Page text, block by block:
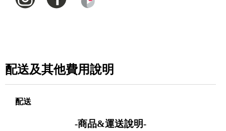
配送及其他費用說明
配送
-商品&運送說明-